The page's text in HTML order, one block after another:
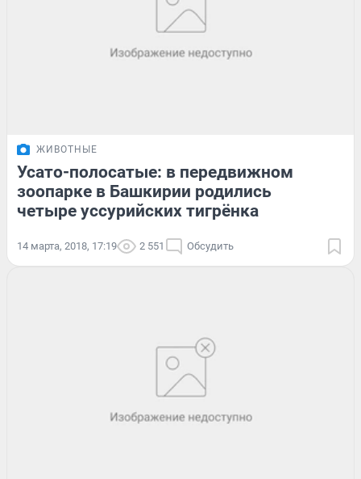
ЖИВОТНЫЕ
Усато-полосатые: в передвижном
зоопарке в Башкирии родились
четыре уссурийских тигрёнка
14 марта, 2018, 17:19 2 551 Обсудить